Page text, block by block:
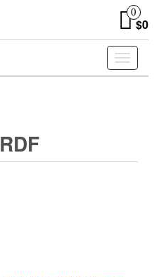
0
$0
Toggle